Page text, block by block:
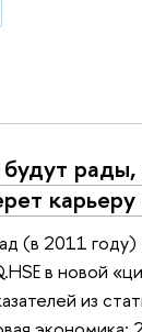
(в 2011 году)
в новой
из